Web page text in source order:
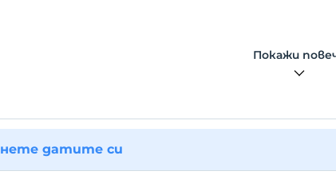
Покажи
датите си